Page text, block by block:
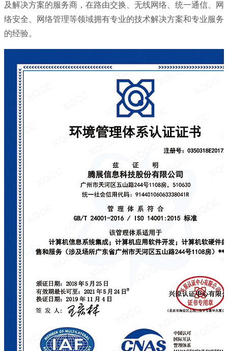
及解决方案的服务商，在路由交换、无线网络、统一通信、网
络安全、网络管理等领域拥有专业的技术解决方案和专业服务
的经验。